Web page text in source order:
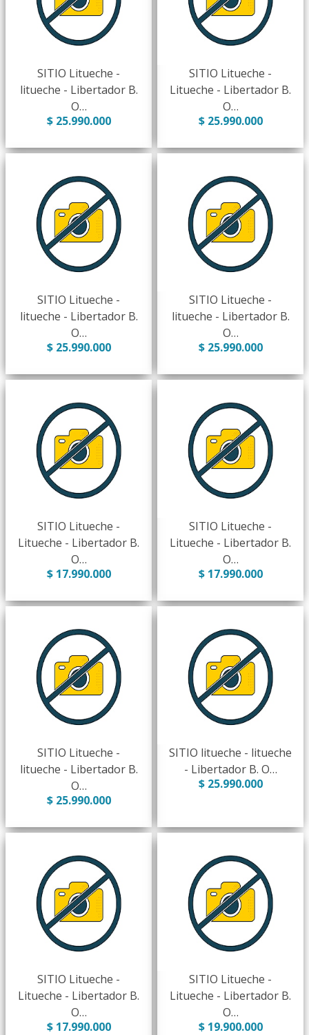
SITIO Litueche -
litueche - Libertador B.
O…
$ 25.990.000
SITIO Litueche -
Litueche - Libertador B.
O…
$ 25.990.000
SITIO Litueche -
litueche - Libertador B.
O…
$ 25.990.000
SITIO Litueche -
litueche - Libertador B.
O…
$ 25.990.000
SITIO Litueche -
Litueche - Libertador B.
O…
$ 17.990.000
SITIO Litueche -
Litueche - Libertador B.
O…
$ 17.990.000
SITIO Litueche -
litueche - Libertador B.
O…
$ 25.990.000
SITIO litueche - litueche
- Libertador B. O…
$ 25.990.000
SITIO Litueche -
Litueche - Libertador B.
O…
$ 17.990.000
SITIO Litueche -
Litueche - Libertador B.
O…
$ 19.900.000